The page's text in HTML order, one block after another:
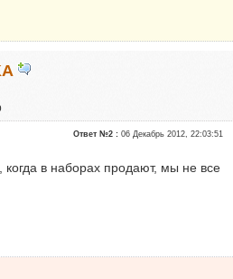
Ответ №2 :06 Декабрь 2012, 22:03:51
когда в наборах продают, мы не все